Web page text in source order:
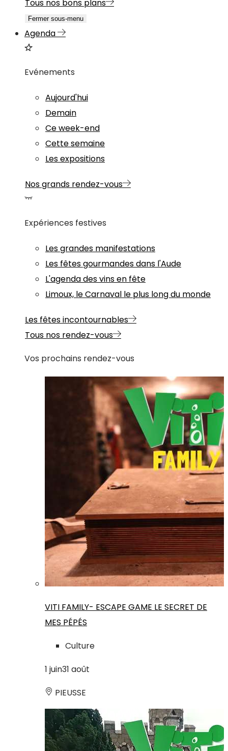
Tous nos bons plans
Fermer sous-menu
Agenda
Evénements
Aujourd'hui
Demain
Ce week-end
Cette semaine
Les expositions
Nos grands rendez-vous
Expériences festives
Les grandes manifestations
Les fêtes gourmandes dans l'Aude
L'agenda des vins en fête
Limoux, le Carnaval le plus long du monde
Les fêtes incontournables
Tous nos rendez-vous
Vos prochains rendez-vous
VITI FAMILY- ESCAPE GAME LE SECRET DE
MES PÉPÉS
Culture
1 juin31 août
PIEUSSE